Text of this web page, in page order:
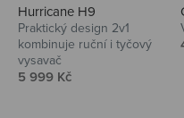
Hurricane H9
Praktický design 2v1
kombinuje ruční i tyčový
vysavač
Prodejní cena
5 999 Kč
Audio
Niceboy sluchátka a
do noty.